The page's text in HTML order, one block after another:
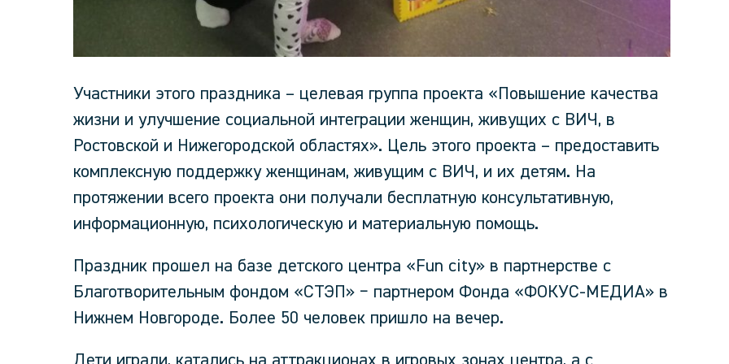
Участники этого праздника – целевая группа проекта «Повышение качества
жизни и улучшение социальной интеграции женщин, живущих с ВИЧ, в
Ростовской и Нижегородской областях». Цель этого проекта – предоставить
комплексную поддержку женщинам, живущим с ВИЧ, и их детям. На
протяжении всего проекта они получали бесплатную консультативную,
информационную, психологическую и материальную помощь.
Праздник прошел на базе детского центра «Fun city» в партнерстве с
Благотворительным фондом «СТЭП» − партнером Фонда «ФОКУС-МЕДИА» в
Нижнем Новгороде. Более 50 человек пришло на вечер.